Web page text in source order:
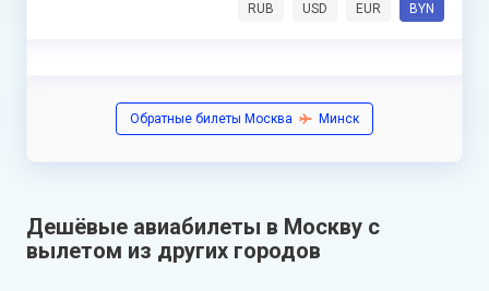
RUB USD EUR BYN
Обратные билеты Москва Минск
Дешёвые авиабилеты в Москву с
вылетом из других городов